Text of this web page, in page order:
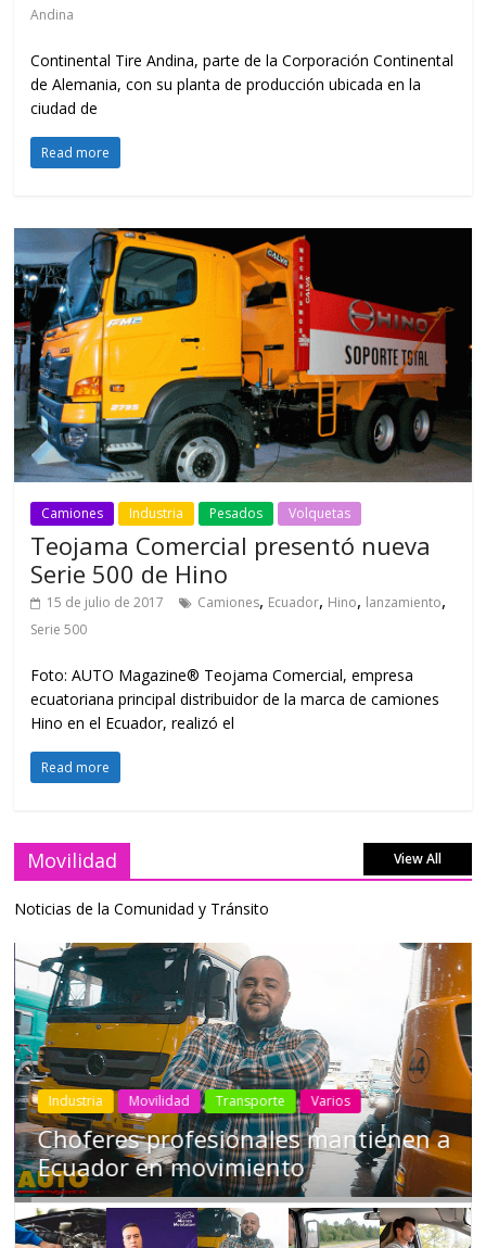
Andina
Continental Tire Andina, parte de la Corporación Continental
de Alemania, con su planta de producción ubicada en la
ciudad de
Read more
Camiones Industria Pesados Volquetas
Teojama Comercial presentó nueva
Serie 500 de Hino
15 de julio de 2017 Camiones, Ecuador, Hino, lanzamiento,
Serie 500
Foto: AUTO Magazine® Teojama Comercial, empresa
ecuatoriana principal distribuidor de la marca de camiones
Hino en el Ecuador, realizó el
Read more
Movilidad View All
Noticias de la Comunidad y Tránsito
Industria Movilidad Transporte Varios
Choferes profesionales mantienen a
Ecuador en movimiento